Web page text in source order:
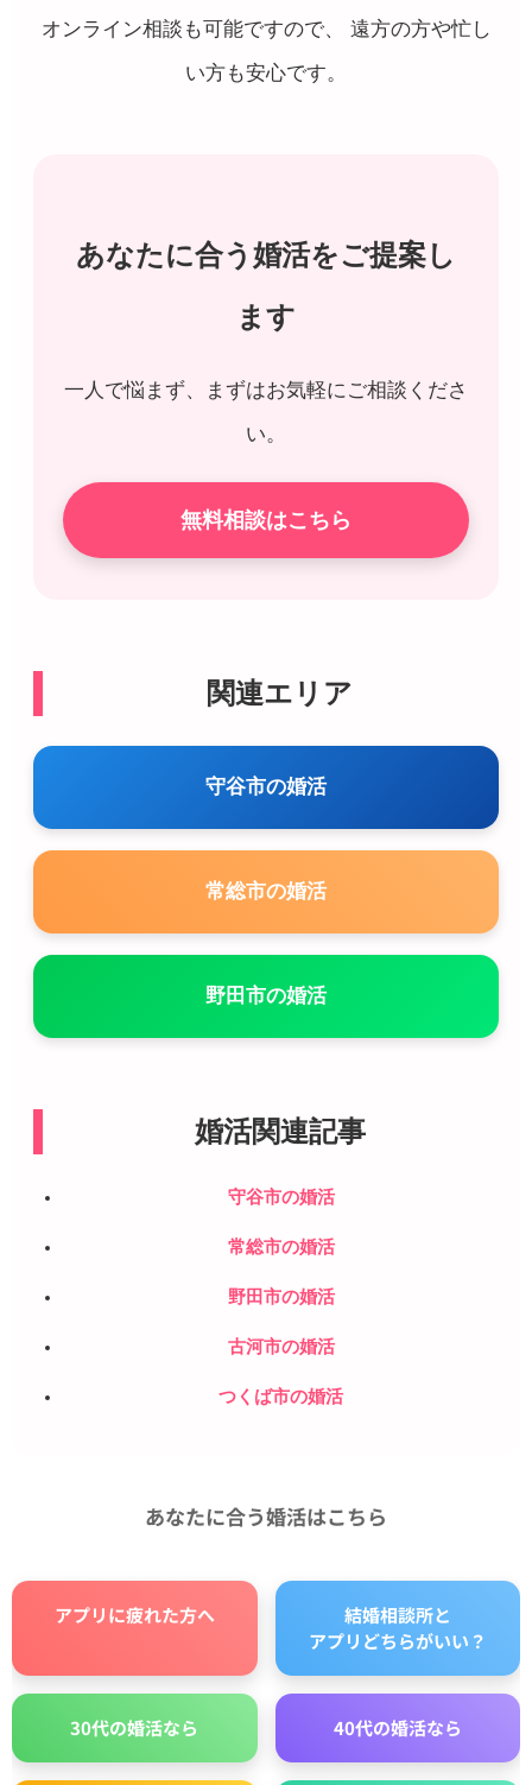
オンライン相談も可能ですので、 遠方の方や忙し
い方も安心です。
あなたに合う婚活をご提案し
ます
一人で悩まず、まずはお気軽にご相談くださ
い。
無料相談はこちら
関連エリア
守谷市の婚活
常総市の婚活
野田市の婚活
婚活関連記事
守谷市の婚活
常総市の婚活
野田市の婚活
古河市の婚活
つくば市の婚活
あなたに合う婚活はこちら
アプリに疲れた方へ
結婚相談所と
アプリどちらがいい？
30代の婚活なら 40代の婚活なら